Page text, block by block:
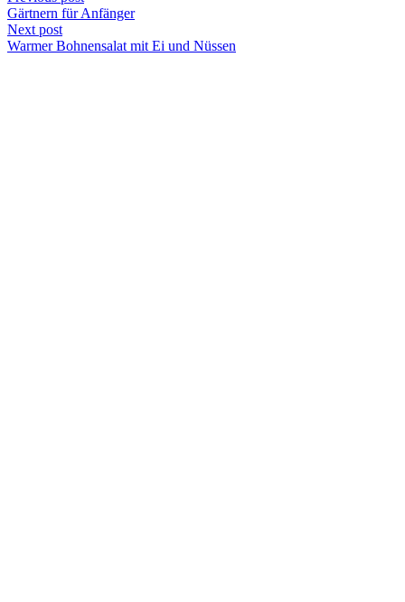
Gärtnern für Anfänger
Next post
Warmer Bohnensalat mit Ei und Nüssen